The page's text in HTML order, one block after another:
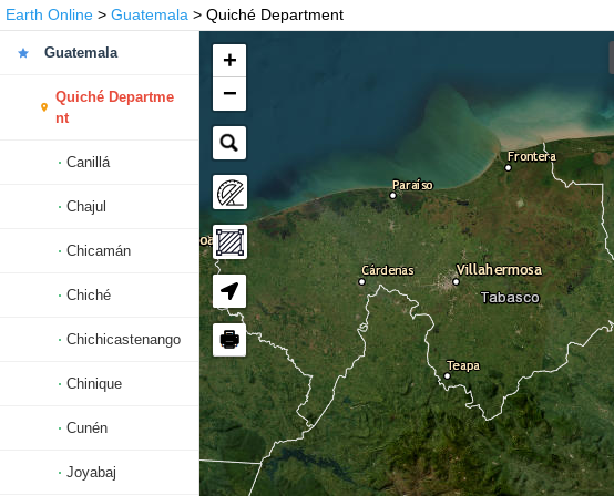
Earth Online > Guatemala > Quiché Department
Guatemala
Quiché Departme
nt
Canillá
Chajul
Chicamán
Chiché
Chichicastenango
Chinique
Cunén
Joyabaj
+
−
🖶